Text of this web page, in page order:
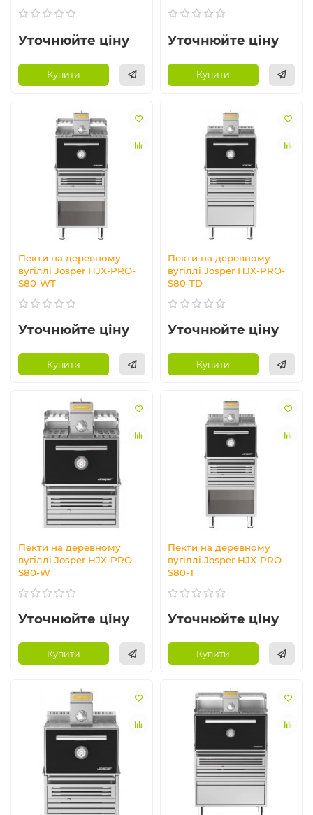
Уточнюйте ціну
Купити
Уточнюйте ціну
Купити
Пекти на деревному
вугіллі Josper HJX-PRO-
S80-WT
Уточнюйте ціну
Купити
Пекти на деревному
вугіллі Josper HJX-PRO-
S80-TD
Уточнюйте ціну
Купити
Пекти на деревному
вугіллі Josper HJX-PRO-
S80-W
Уточнюйте ціну
Купити
Пекти на деревному
вугіллі Josper HJX-PRO-
S80-T
Уточнюйте ціну
Купити